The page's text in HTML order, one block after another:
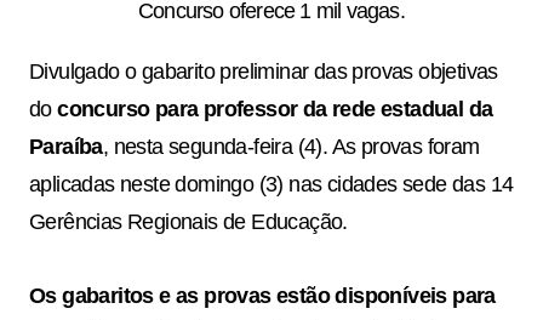
Concurso oferece 1 mil vagas.
Divulgado o gabarito preliminar das provas objetivas
doconcurso para professor da rede estadual da
Paraíba, nesta segunda-feira (4). As provas foram
aplicadas neste domingo (3) nas cidades sede das 14
Gerências Regionais de Educação.
Os gabaritos e as provas estão disponíveis para